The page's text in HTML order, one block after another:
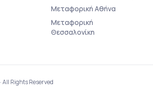
Μεταφορική Αθήνα
Μεταφορική
Θεσσαλονίκη
· All Rights Reserved